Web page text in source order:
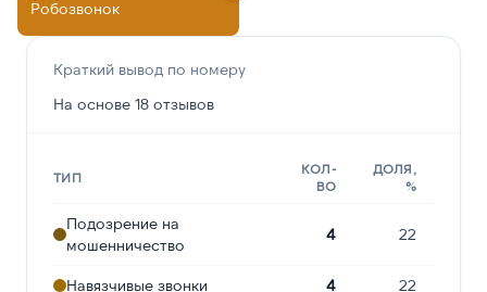
Робозвонок
Краткий вывод по номеру
На основе 18 отзывов
ТИП
КОЛ-
ВО
ДОЛЯ,
%
Подозрение на
мошенничество
4 22
Навязчивые звонки 4 22